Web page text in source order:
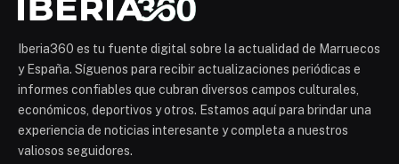
Iberia360 es tu fuente digital sobre la actualidad de Marruecos
y España. Síguenos para recibir actualizaciones periódicas e
informes confiables que cubran diversos campos culturales,
económicos, deportivos y otros. Estamos aquí para brindar una
experiencia de noticias interesante y completa a nuestros
valiosos seguidores.